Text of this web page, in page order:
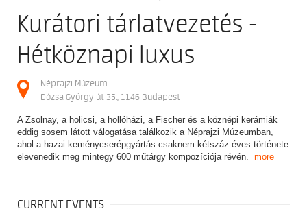
Kurátori tárlatvezetés -
Hétköznapi luxus
Néprajzi Múzeum
Dózsa György út 35., 1146 Budapest
A Zsolnay, a holicsi, a hollóházi, a Fischer és a köznépi kerámiák
eddig sosem látott válogatása találkozik a Néprajzi Múzeumban,
ahol a hazai keménycserépgyártás csaknem kétszáz éves története
elevenedik meg mintegy 600 műtárgy kompozíciója révén. more
CURRENT EVENTS